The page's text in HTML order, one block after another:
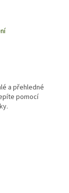
a přehledné
pomocí